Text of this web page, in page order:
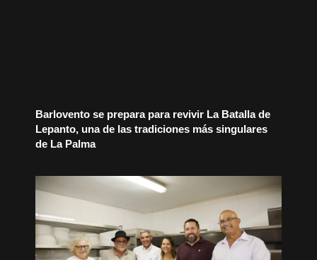
Barlovento se prepara para revivir La Batalla de
Lepanto, una de las tradiciones más singulares
de La Palma